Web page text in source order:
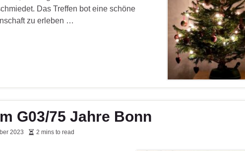
Das Treffen bot eine schöne
zu erleben …
G03/75 Jahre Bonn
2023 2 mins to read